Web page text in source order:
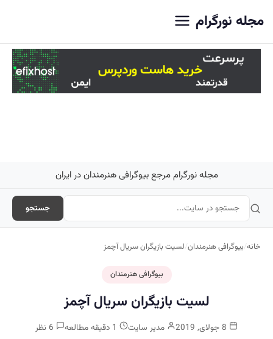
مجله نورگرام
مجله نورگرام مرجع بیوگرافی هنرمندان در ایران
جستجو
خانه/بیوگرافی هنرمندان/لسیت بازیگران سریال آچمز
بیوگرافی هنرمندان
لسیت بازیگران سریال آچمز
مدیر سایت